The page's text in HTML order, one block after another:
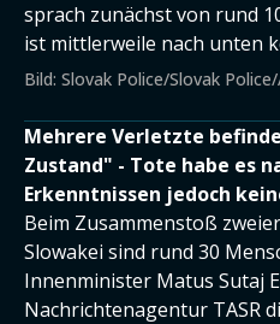
sprach zunächst von rund
ist mittlerweile nach unten
Bild: Slovak Police/Slovak
Mehrere Verletzte
Zustand" - Tote habe es
Erkenntnissen jedoch
Beim Zusammenstoß
Slowakei sind rund 30
Innenminister Matus Sutaj
Nachrichtenagentur TASR